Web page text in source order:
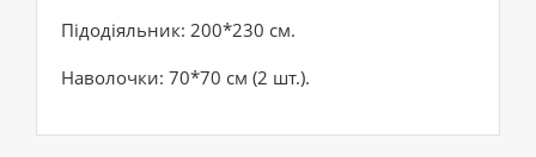
Підодіяльник: 200*230 см.
Наволочки: 70*70 см (2 шт.).